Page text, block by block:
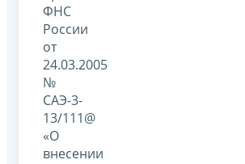
ФНС
России
от
24.03.2005
№
САЭ-3-
13/111@
«О
внесении